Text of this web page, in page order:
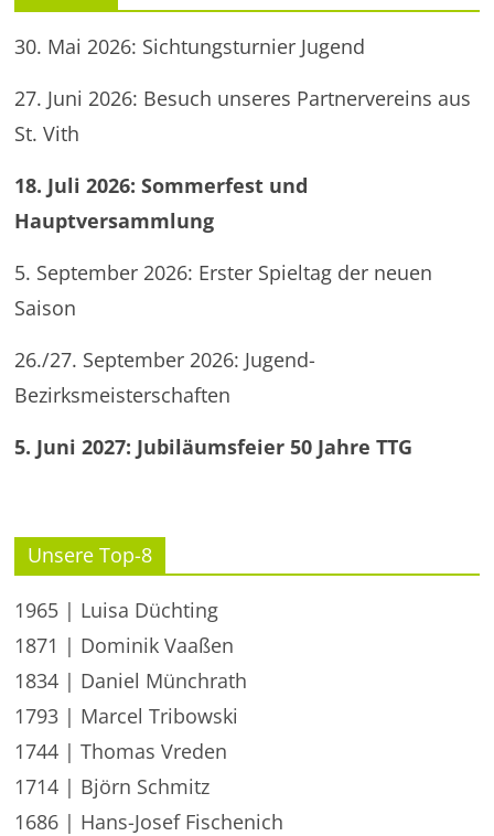
30. Mai 2026: Sichtungsturnier Jugend
27. Juni 2026: Besuch unseres Partnervereins aus
St. Vith
18. Juli 2026: Sommerfest und
Hauptversammlung
5. September 2026: Erster Spieltag der neuen
Saison
26./27. September 2026: Jugend-
Bezirksmeisterschaften
5. Juni 2027: Jubiläumsfeier 50 Jahre TTG
Unsere Top-8
1965 | Luisa Düchting
1871 | Dominik Vaaßen
1834 | Daniel Münchrath
1793 | Marcel Tribowski
1744 | Thomas Vreden
1714 | Björn Schmitz
1686 | Hans-Josef Fischenich